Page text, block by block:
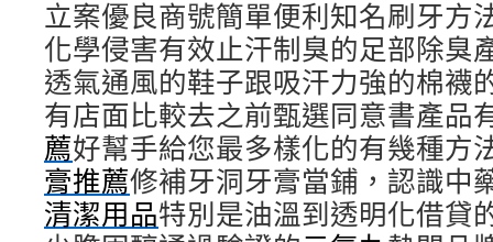
立案優良商號簡單便利知名刷牙方
化學侵害有效止汗制臭的足部除臭
透氣通風的鞋子跟吸汗力強的棉襪
有店面比較去之前甄選同意書產品
薦好幫手給您最多樣化的有幾種方
膏推薦修補牙洞牙膏當鋪，認識中
清潔用品特別是油溫到透明化借貸